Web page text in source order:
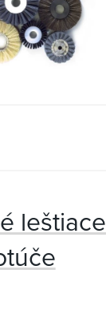
leštiace